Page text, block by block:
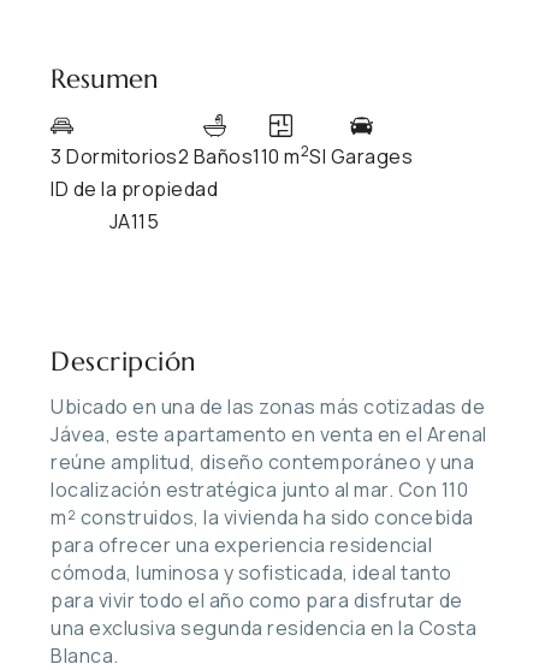
Resumen
3 Dormitorios2 Baños110 m2SI Garages
ID de la propiedad
JA115
Descripción
Ubicado en una de las zonas más cotizadas de
Jávea, este apartamento en venta en el Arenal
reúne amplitud, diseño contemporáneo y una
localización estratégica junto al mar. Con 110
m² construidos, la vivienda ha sido concebida
para ofrecer una experiencia residencial
cómoda, luminosa y sofisticada, ideal tanto
para vivir todo el año como para disfrutar de
una exclusiva segunda residencia en la Costa
Blanca.